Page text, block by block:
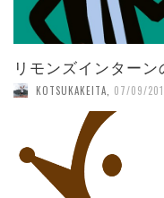
リモンズインターン
KOTSUKAKEITA 07/09/